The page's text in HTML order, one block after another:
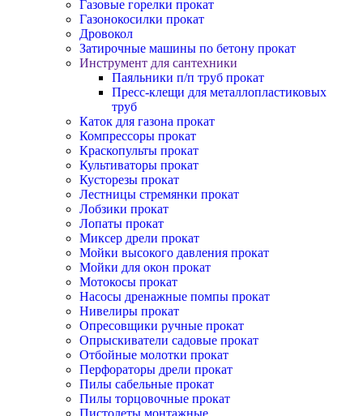
Газовые горелки прокат
Газонокосилки прокат
Дровокол
Затирочные машины по бетону прокат
Инструмент для сантехники
Паяльники п/п труб прокат
Пресс-клещи для металлопластиковых
труб
Каток для газона прокат
Компрессоры прокат
Краскопульты прокат
Культиваторы прокат
Кусторезы прокат
Лестницы стремянки прокат
Лобзики прокат
Лопаты прокат
Миксер дрели прокат
Мойки высокого давления прокат
Мойки для окон прокат
Мотокосы прокат
Насосы дренажные помпы прокат
Нивелиры прокат
Опресовщики ручные прокат
Опрыскиватели садовые прокат
Отбойные молотки прокат
Перфораторы дрели прокат
Пилы сабельные прокат
Пилы торцовочные прокат
Пистолеты монтажные